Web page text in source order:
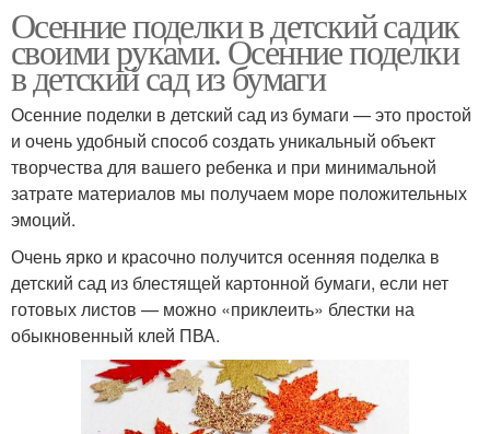
Осенние поделки в детский садик
своими руками. Осенние поделки
в детский сад из бумаги
Осенние поделки в детский сад из бумаги — это простой
и очень удобный способ создать уникальный объект
творчества для вашего ребенка и при минимальной
затрате материалов мы получаем море положительных
эмоций.
Очень ярко и красочно получится осенняя поделка в
детский сад из блестящей картонной бумаги, если нет
готовых листов — можно «приклеить» блестки на
обыкновенный клей ПВА.